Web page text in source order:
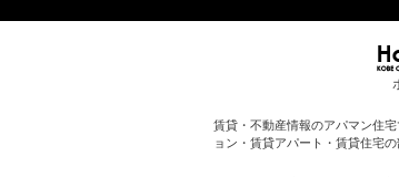
賃貸・不動産情報のアパマン住
ョン・賃貸アパート・賃貸住宅